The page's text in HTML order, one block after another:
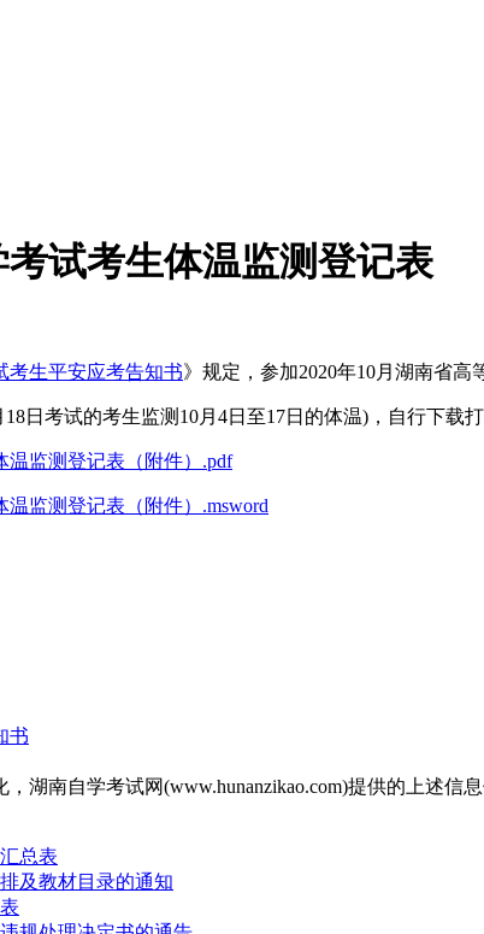
试考生体温监测登记表
考生平安应考告知书》规定，参加2020年10月湖南省高
日考试的考生监测10月4日至17日的体温)，自行下载
温监测登记表（附件）.pdf
监测登记表（附件）.msword
书
湖南自学考试网(www.hunanzikao.com)提供的上述信
总表
及教材目录的通知